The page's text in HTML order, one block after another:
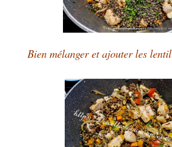
Bien mélanger et ajouter les